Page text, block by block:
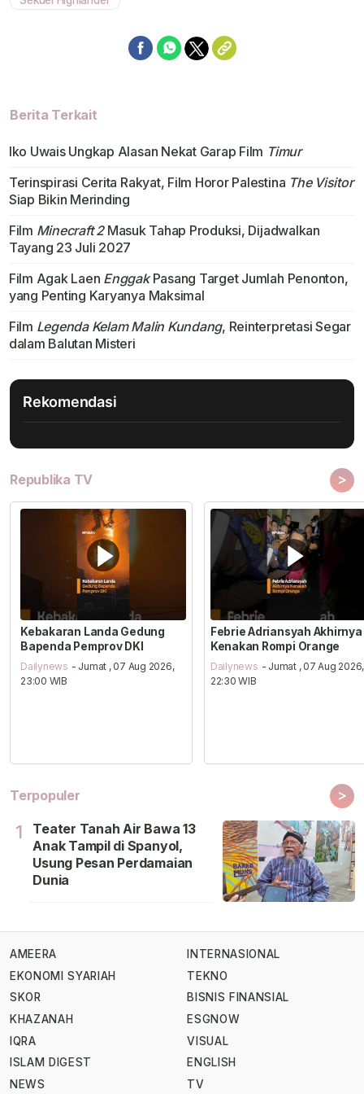
Berita Terkait
Iko Uwais Ungkap Alasan Nekat Garap Film Timur
Terinspirasi Cerita Rakyat, Film Horor Palestina The Visitor
Siap Bikin Merinding
Film Minecraft 2Masuk Tahap Produksi, Dijadwalkan
Tayang 23 Juli 2027
Film Agak Laen EnggakPasang Target Jumlah Penonton,
yang Penting Karyanya Maksimal
Film Legenda Kelam Malin Kundang, Reinterpretasi Segar
dalam Balutan Misteri
Rekomendasi
Republika TV >
Kebakaran Landa Gedung
Bapenda Pemprov DKI
Dailynews - Jumat , 07 Aug 2026,
23:00 WIB
Febrie Adriansyah Akhirnya
Kenakan Rompi Orange
Dailynews - Jumat , 07 Aug 2026,
22:30 WIB
Terpopuler >
1
Teater Tanah Air Bawa 13
Anak Tampil di Spanyol,
Usung Pesan Perdamaian
Dunia
AMEERA
EKONOMI SYARIAH
SKOR
KHAZANAH
IQRA
ISLAM DIGEST
NEWS
INTERNASIONAL
TEKNO
BISNIS FINANSIAL
ESGNOW
VISUAL
ENGLISH
TV